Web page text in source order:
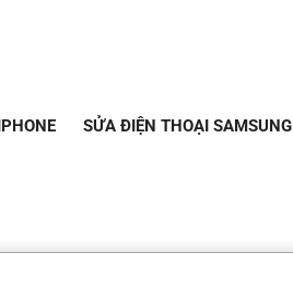
SỬA ĐIỆN THOẠI SAMSUNG